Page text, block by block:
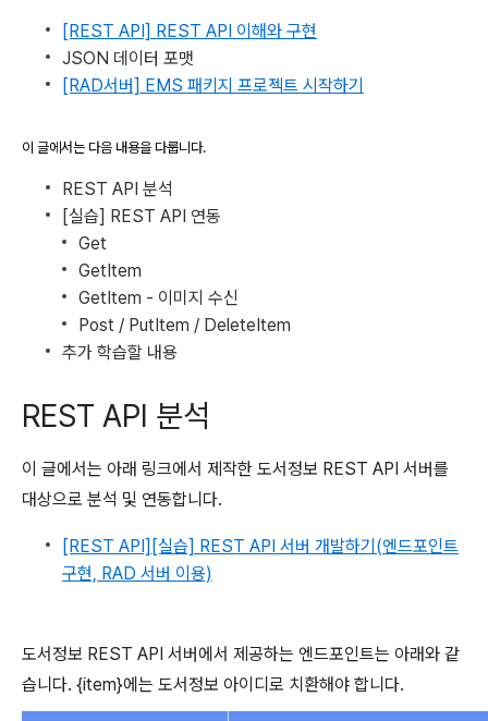
[REST API] REST API 이해와 구현
JSON 데이터 포맷
[RAD서버] EMS 패키지 프로젝트 시작하기
이 글에서는 다음 내용을 다룹니다.
REST API 분석
[실습] REST API 연동
Get
GetItem
GetItem - 이미지 수신
Post / PutItem / DeleteItem
추가 학습할 내용
REST API 분석
이 글에서는 아래 링크에서 제작한 도서정보 REST API 서버를
대상으로 분석 및 연동합니다.
[REST API][실습] REST API 서버 개발하기(엔드포인트
구현, RAD 서버 이용)
도서정보 REST API 서버에서 제공하는 엔드포인트는 아래와 같
습니다. {item}에는 도서정보 아이디로 치환해야 합니다.